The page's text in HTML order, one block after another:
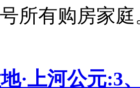
所有购房家
·上河公元:3